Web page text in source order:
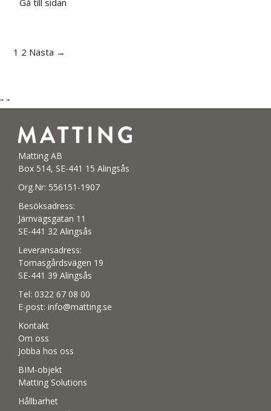
Gå till sidan
1 2 Nästa →
" "
Matting AB
Box 514, SE-441 15 Alingsås
Org.Nr: 556151-1907
Besöksadress:
Järnvägsgatan 11
SE-441 32 Alingsås
Leveransadress:
Tomasgårdsvägen 19
SE-441 39 Alingsås
Tel: 0322 67 08 00
E-post: info@matting.se
Kontakt
Om oss
Jobba hos oss
BIM-objekt
Matting Solutions
Hållbarhet